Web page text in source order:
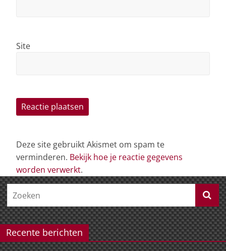
Site
Deze site gebruikt Akismet om spam te
verminderen. Bekijk hoe je reactie gegevens
worden verwerkt.
Recente berichten